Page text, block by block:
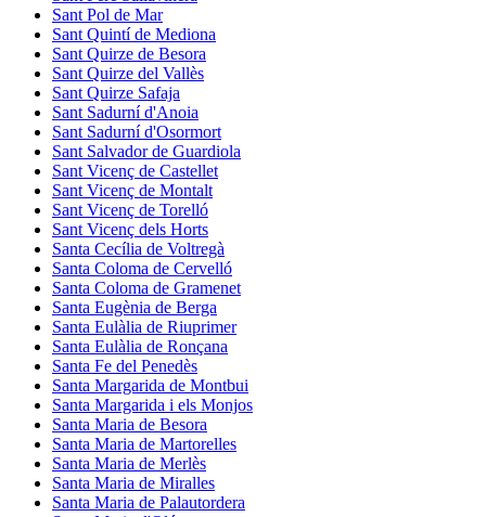
Sant Pol de Mar
Sant Quintí de Mediona
Sant Quirze de Besora
Sant Quirze del Vallès
Sant Quirze Safaja
Sant Sadurní d'Anoia
Sant Sadurní d'Osormort
Sant Salvador de Guardiola
Sant Vicenç de Castellet
Sant Vicenç de Montalt
Sant Vicenç de Torelló
Sant Vicenç dels Horts
Santa Cecília de Voltregà
Santa Coloma de Cervelló
Santa Coloma de Gramenet
Santa Eugènia de Berga
Santa Eulàlia de Riuprimer
Santa Eulàlia de Ronçana
Santa Fe del Penedès
Santa Margarida de Montbui
Santa Margarida i els Monjos
Santa Maria de Besora
Santa Maria de Martorelles
Santa Maria de Merlès
Santa Maria de Miralles
Santa Maria de Palautordera